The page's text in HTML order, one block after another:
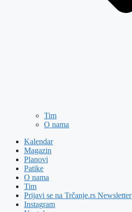
Tim
O nama
Kalendar
Magazin
Planovi
Patike
O nama
Tim
Prijavi se na Trčanje.rs Newsletter
Instagram